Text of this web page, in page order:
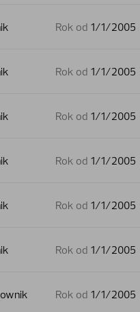
Rok od 1/1/2005
Rok od 1/1/2005
Rok od 1/1/2005
Rok od 1/1/2005
Rok od 1/1/2005
Rok od 1/1/2005
Rok od 1/1/2005